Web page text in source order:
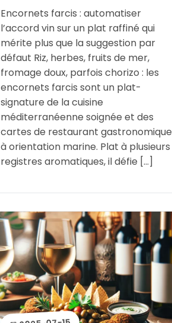
Encornets farcis : automatiser
l’accord vin sur un plat raffiné qui
mérite plus que la suggestion par
défaut Riz, herbes, fruits de mer,
fromage doux, parfois chorizo : les
encornets farcis sont un plat-
signature de la cuisine
méditerranéenne soignée et des
cartes de restaurant gastronomique
à orientation marine. Plat à plusieurs
registres aromatiques, il défie […]